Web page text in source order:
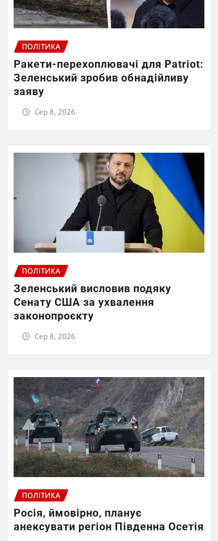
ПОЛІТИКА
Ракети-перехоплювачі для Patriot:
Зеленський зробив обнадійливу
заяву
Сер 8, 2026
ПОЛІТИКА
Зеленський висловив подяку
Сенату США за ухвалення
законопроєкту
Сер 8, 2026
ПОЛІТИКА
Росія, ймовірно, планує
анексувати регіон Південна Осетія